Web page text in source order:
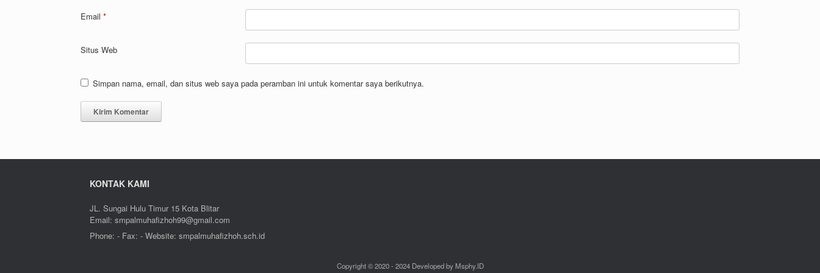
Email *
Situs Web
Simpan nama, email, dan situs web saya pada peramban ini untuk komentar saya berikutnya.
KONTAK KAMI
JL. Sungai Hulu Timur 15 Kota Blitar
Email: smpalmuhafizhoh99@gmail.com
Phone: - Fax: - Website: smpalmuhafizhoh.sch.id
Copyright © 2020 - 2024 Developed by Msphy.ID